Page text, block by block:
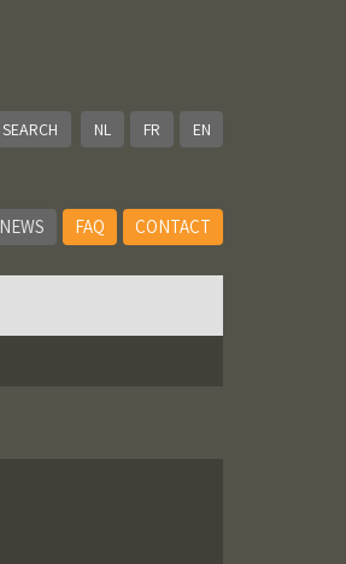
NL FR EN
NEWS FAQ CONTACT